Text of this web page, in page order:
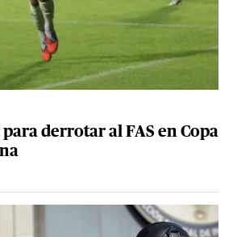
derrotar al FAS en Copa